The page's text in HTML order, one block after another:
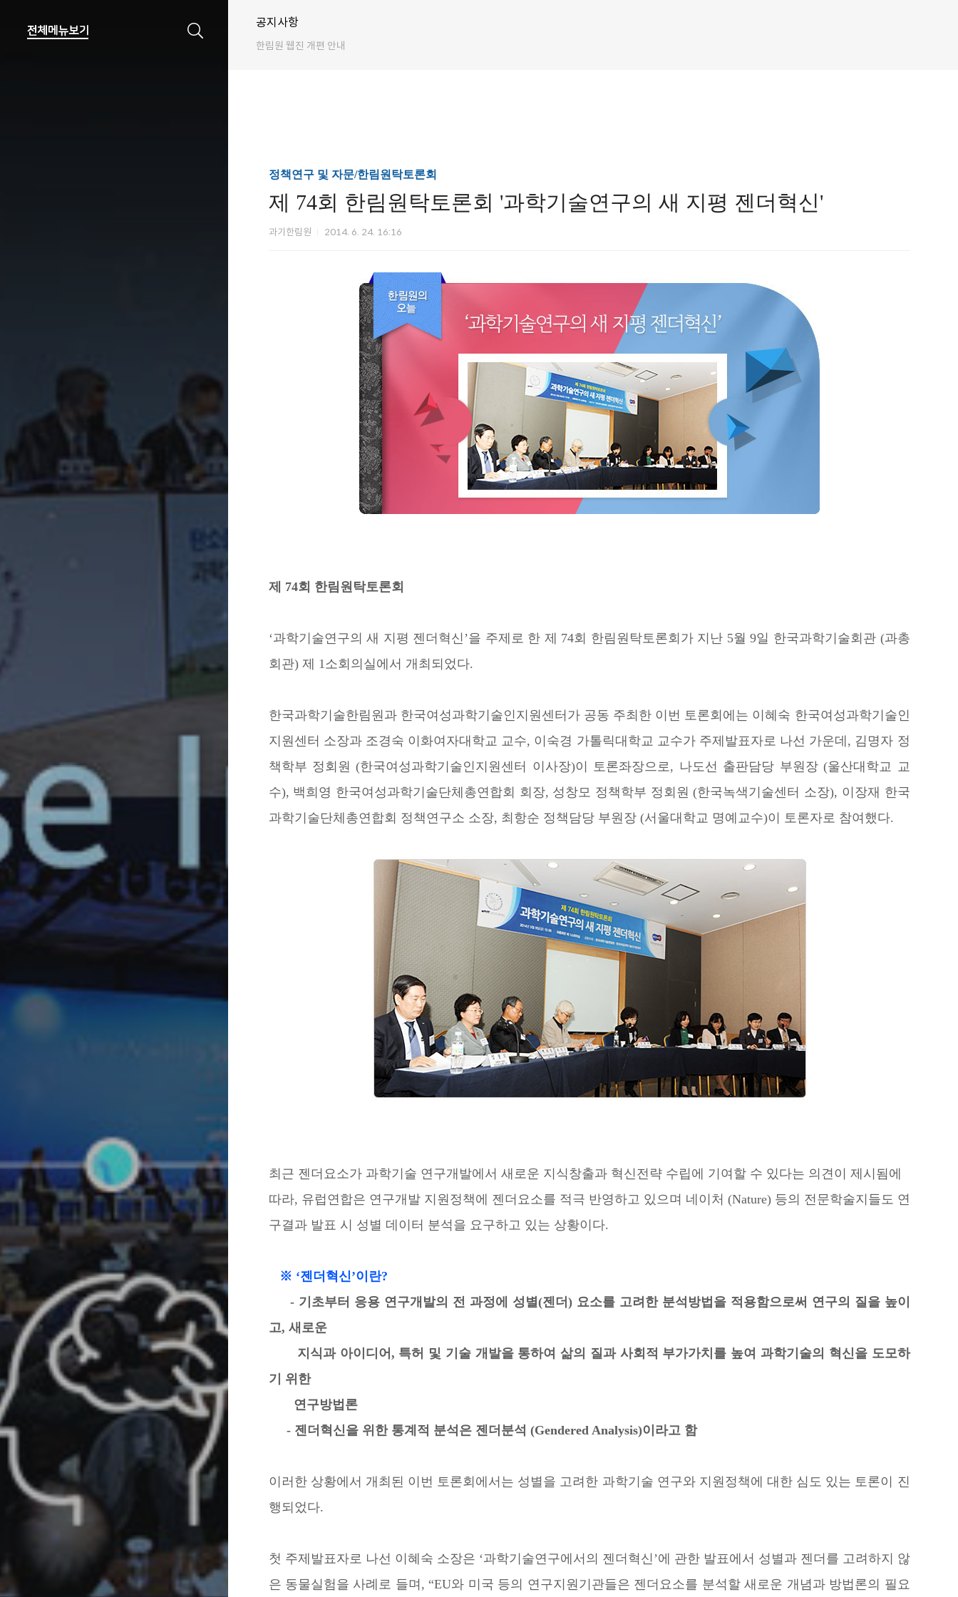
공지사항
한림원 웹진 개편 안내
정책연구 및 자문/한림원탁토론회
제 74회 한림원탁토론회 '과학기술연구의 새 지평 젠더혁신'
과기한림원 2014. 6. 24. 16:16
제 74회 한림원탁토론회
‘과학기술연구의 새 지평 젠더혁신’을 주제로 한 제 74회 한림원탁토론회가 지난 5월 9일 한국과학기술회관 (과총
회관) 제 1소회의실에서 개최되었다.
한국과학기술한림원과 한국여성과학기술인지원센터가 공동 주최한 이번 토론회에는 이혜숙 한국여성과학기술인
지원센터 소장과 조경숙 이화여자대학교 교수, 이숙경 가톨릭대학교 교수가 주제발표자로 나선 가운데, 김명자 정
책학부 정회원 (한국여성과학기술인지원센터 이사장)이 토론좌장으로, 나도선 출판담당 부원장 (울산대학교 교
수), 백희영 한국여성과학기술단체총연합회 회장, 성창모 정책학부 정회원 (한국녹색기술센터 소장), 이장재 한국
과학기술단체총연합회 정책연구소 소장, 최항순 정책담당 부원장 (서울대학교 명예교수)이 토론자로 참여했다.
최근 젠더요소가 과학기술 연구개발에서 새로운 지식창출과 혁신전략 수립에 기여할 수 있다는 의견이 제시됨에
따라, 유럽연합은 연구개발 지원정책에 젠더요소를 적극 반영하고 있으며 네이처 (Nature) 등의 전문학술지들도 연
구결과 발표 시 성별 데이터 분석을 요구하고 있는 상황이다.
※ ‘젠더혁신’이란?
- 기초부터 응용 연구개발의 전 과정에 성별(젠더) 요소를 고려한 분석방법을 적용함으로써 연구의 질을 높이
고, 새로운
지식과 아이디어, 특허 및 기술 개발을 통하여 삶의 질과 사회적 부가가치를 높여 과학기술의 혁신을 도모하
기 위한
연구방법론
- 젠더혁신을 위한 통계적 분석은 젠더분석 (Gendered Analysis)이라고 함
이러한 상황에서 개최된 이번 토론회에서는 성별을 고려한 과학기술 연구와 지원정책에 대한 심도 있는 토론이 진
행되었다.
첫 주제발표자로 나선 이혜숙 소장은 ‘과학기술연구에서의 젠더혁신’에 관한 발표에서 성별과 젠더를 고려하지 않
은 동물실험을 사례로 들며, “EU와 미국 등의 연구지원기관들은 젠더요소를 분석할 새로운 개념과 방법론의 필요